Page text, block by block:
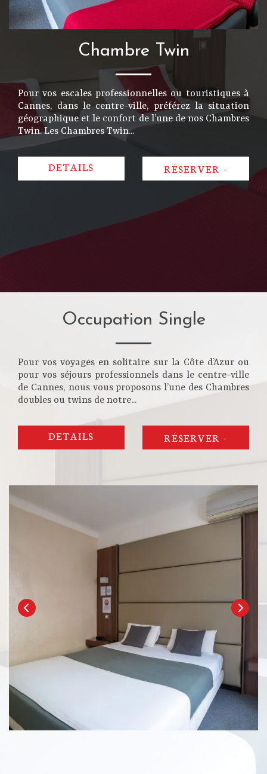
Chambre Twin
Pour vos escales professionnelles ou touristiques à
Cannes, dans le centre-ville, préférez la situation
géographique et le confort de l’une de nos Chambres
Twin. Les Chambres Twin...
DETAILS RÉSERVER-
Occupation Single
Pour vos voyages en solitaire sur la Côte d’Azur ou
pour vos séjours professionnels dans le centre-ville
de Cannes, nous vous proposons l’une des Chambres
doubles ou twins de notre...
DETAILS RÉSERVER-